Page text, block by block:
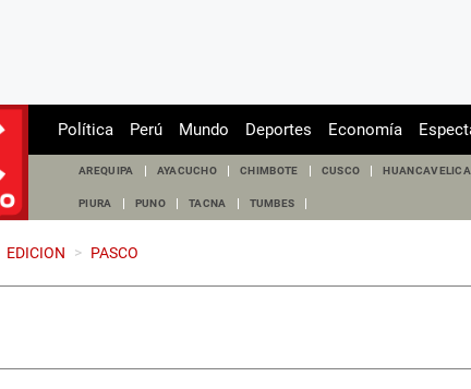
Política Perú Mundo Deportes Economía
AREQUIPA AYACUCHO CHIMBOTE CUSCO HUANCAVELICA
PIURA PUNO TACNA TUMBES
EDICION > PASCO